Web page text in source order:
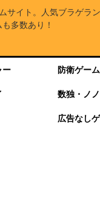
サイト。人気ブラゲラ
多数あり！
ー 防衛ゲー
数独・ノ
広告なし